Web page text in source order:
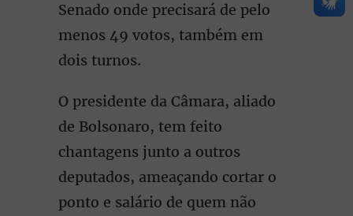
Senado onde precisará de pelo
menos 49 votos, também em
dois turnos.
O presidente da Câmara, aliado
de Bolsonaro, tem feito
chantagens junto a outros
deputados, ameaçando cortar o
ponto e salário de quem não